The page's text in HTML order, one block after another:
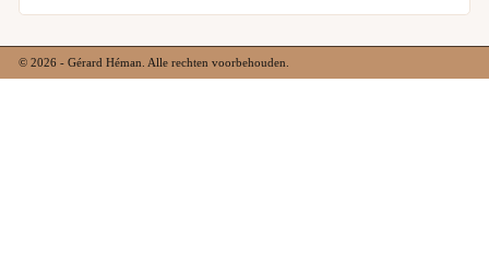
© 2026 - Gérard Héman. Alle rechten voorbehouden.